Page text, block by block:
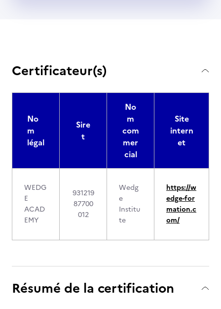
Certificateur(s)
No
m
légal
Sire
t
No
m
com
mer
cial
Site
intern
et
WEDG
E
ACAD
EMY
931219
87700
012
Wedg
e
Institu
te
https://w
edge-for
mation.c
om/
Résumé de la certification